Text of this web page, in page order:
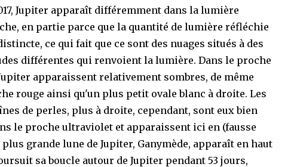
Jupiter apparaît différemment dans la lumière
en partie parce que la quantité de lumière réfléchie
ce qui fait que ce sont des nuages situés à des
différentes qui renvoient la lumière. Dans le proche
apparaissent relativement sombres, de même
rouge ainsi qu'un plus petit ovale blanc à droite. Les
de perles, plus à droite, cependant, sont eux bien
le proche ultraviolet et apparaissent ici en (fausse
grande lune de Jupiter, Ganymède, apparaît en haut
sa boucle autour de Jupiter pendant 53 jours,